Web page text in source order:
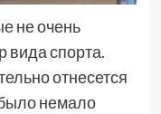
не очень
вида спорта.
отнесется
немало